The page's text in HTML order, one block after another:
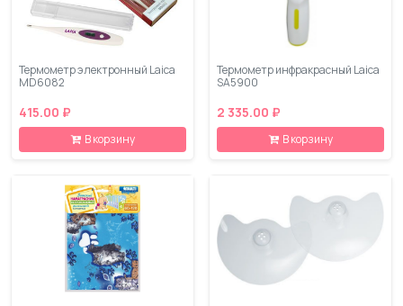
Термометр электронный Laica
MD6082
415.00 ₽
В корзину
Термометр инфракрасный Laica
SA5900
2 335.00 ₽
В корзину